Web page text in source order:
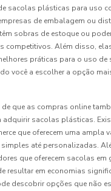
sacolas plásticas para uso
de embalagem ou
sobras de estoque ou
competitivos. Além disso,
práticas para o uso
você a escolher a opção
de que as compras online
sacolas plásticas.
que oferecem uma ampla
até personalizadas.
que oferecem sacolas em
resultar em economias
descobrir opções que não